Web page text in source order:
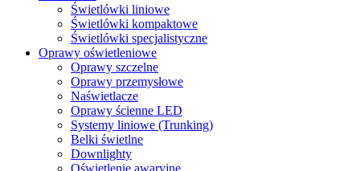
Świetlówki liniowe
Świetlówki kompaktowe
Świetlówki specjalistyczne
Oprawy oświetleniowe
Oprawy szczelne
Oprawy przemysłowe
Naświetlacze
Oprawy ścienne LED
Systemy liniowe (Trunking)
Belki świetlne
Downlighty
Oświetlenie awaryjne